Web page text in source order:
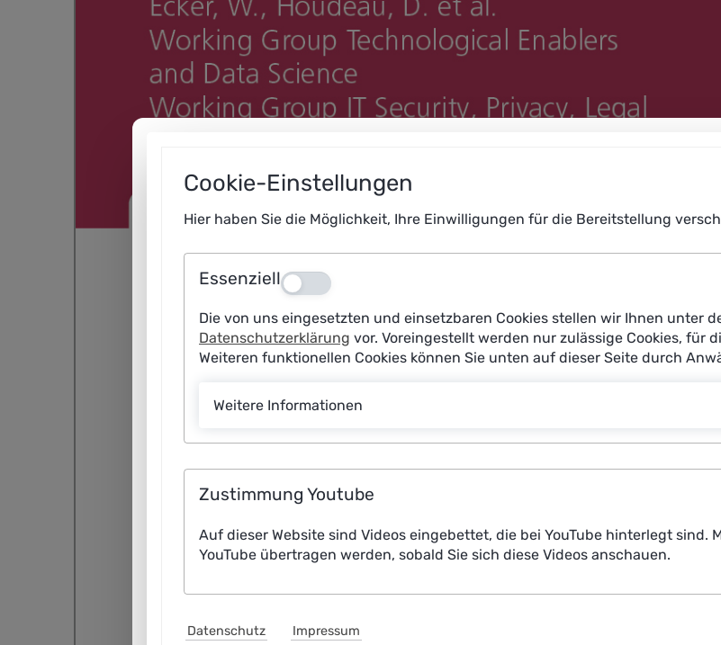
Cookie-Einstellungen
Hier haben Sie die Möglichkeit, Ihre Einwilligungen für die Bereitstellung
Essenziell Aus
Die von uns eingesetzten und einsetzbaren Cookies stellen wir Ihnen unter
Datenschutzerklärung vor. Voreingestellt werden nur zulässige Cookies, für
Weiteren funktionellen Cookies können Sie unten auf dieser Seite durch
Weitere Informationen
Zustimmung Youtube
Auf dieser Website sind Videos eingebettet, die bei YouTube hinterlegt sind.
YouTube übertragen werden, sobald Sie sich diese Videos anschauen.
Datenschutz Impressum